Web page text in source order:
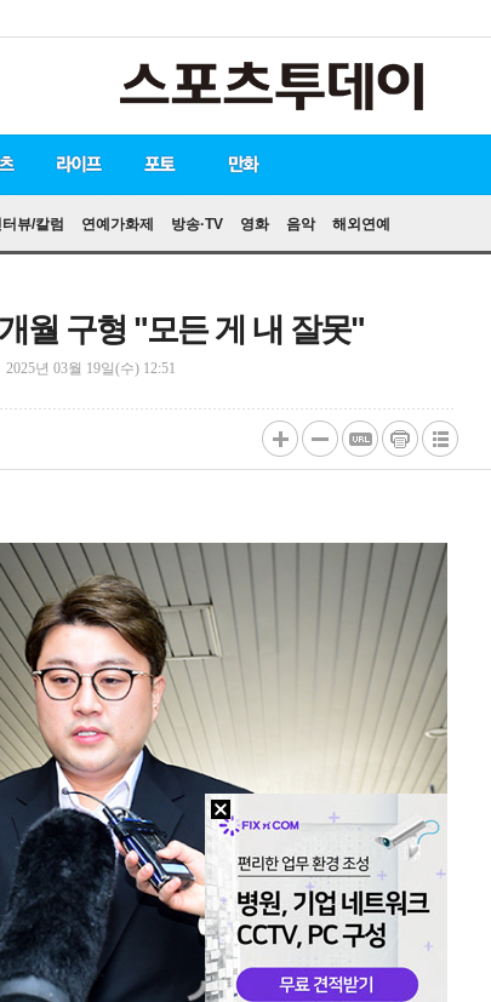
뷰/칼럼 연예가화제 방송·TV 영화 음악 해외연예
라이프 포토
월 구형 "모든 게 내 잘못"
2025년 03월 19일(수) 12:51